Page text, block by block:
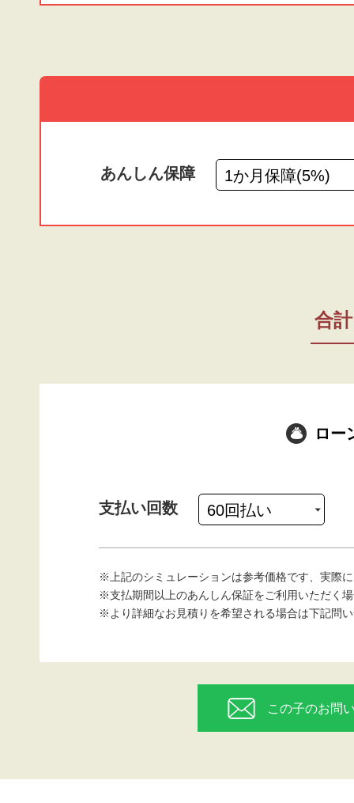
あんしん保障
合計
ロー
支払い回数
※上記のシミュレーションは参考価格です、実際
※支払期間以上のあんしん保証をご利用いただく
※より詳細なお見積りを希望される場合は下記問
この子のお問